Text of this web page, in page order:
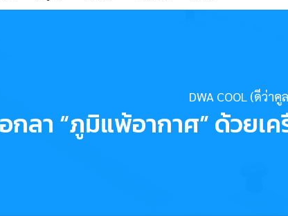
กลา “ภูมิแพ้อากาศ” ด้วยเ
DWA COOL (ดีว่าคู